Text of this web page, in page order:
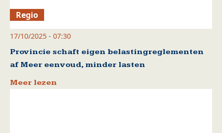
Regio
17/10/2025 - 07:30
Provincie schaft eigen belastingreglementen
af Meer eenvoud, minder lasten
Meer lezen